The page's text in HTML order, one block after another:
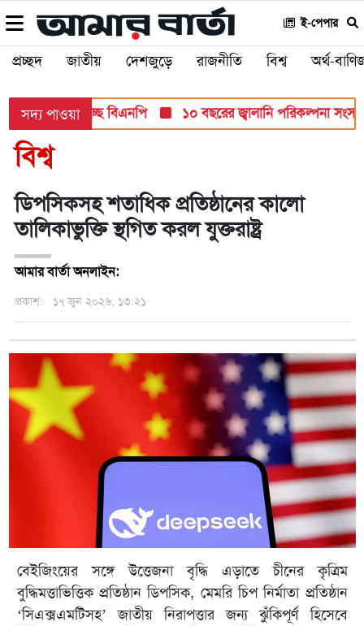
ই-পেপার
প্রচ্ছদ জাতীয় দেশজুড়ে রাজনীতি বিশ্ব অর্থ-
সদ্য পাওয়া
মনোনয়ন দিচ্ছে বিএনপি ১০ বছরের জ্বালানি পরিকল্পনা সংসদে
বিশ্ব
ডিপসিকসহ শতাধিক প্রতিষ্ঠানের কালো
তালিকাভুক্তি স্থগিত করল যুক্তরাষ্ট্র
আমার বার্তা অনলাইন:
প্রকাশ: ১৭ জুন ২০২৬, ১৩:২১
বেইজিংয়ের সঙ্গে উত্তেজনা বৃদ্ধি এড়াতে চীনের কৃত্রিম
বুদ্ধিমত্তাভিত্তিক প্রতিষ্ঠান ডিপসিক, মেমরি চিপ নির্মাতা প্রতিষ্ঠান
‘সিএক্সএমটিসহ’ জাতীয় নিরাপত্তার জন্য ঝুঁকিপূর্ণ হিসেবে